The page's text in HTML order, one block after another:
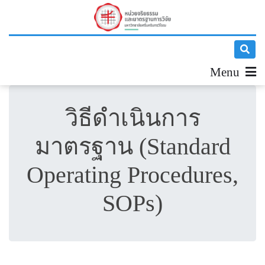
Menu
วิธีดำเนินการ
มาตรฐาน (Standard
Operating Procedures,
SOPs)